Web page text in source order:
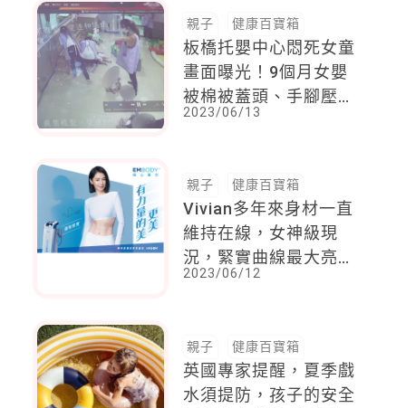
親子 健康百寶箱
板橋托嬰中心悶死女童
畫面曝光！9個月女嬰
被棉被蓋頭、手腳壓制
達20分鐘，最後身亡，
2023/06/13
親子 健康百寶箱
Vivian多年來身材一直
維持在線，女神級現
況，緊實曲線最大亮點
就是川字線
2023/06/12
親子 健康百寶箱
英國專家提醒，夏季戲
水須提防，孩子的安全